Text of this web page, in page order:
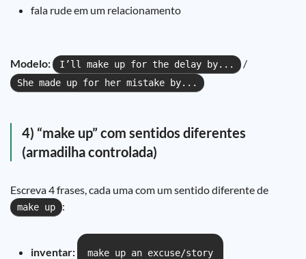
fala rude em um relacionamento
Modelo: I’ll make up for the delay by... /
She made up for her mistake by...
4) “make up” com sentidos diferentes
(armadilha controlada)
Escreva 4 frases, cada uma com um sentido diferente de
make up :
inventar: make up an excuse/story